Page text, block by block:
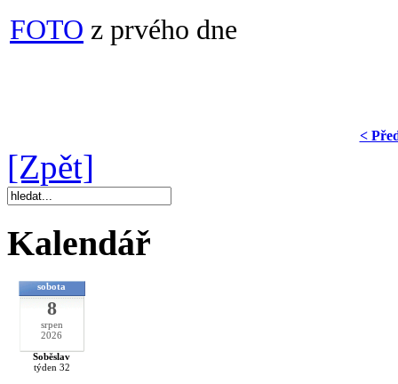
FOTO z prvého dne
<
[Zpět]
Kalendář
sobota
8
srpen
2026
Soběslav
týden 32